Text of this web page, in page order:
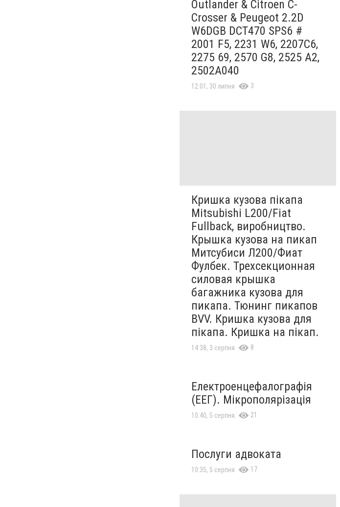
Outlander & Citroen C-
Crosser & Peugeot 2.2D
W6DGB DCT470 SPS6 #
2001 F5, 2231 W6, 2207C6,
2275 69, 2570 G8, 2525 A2,
2502A040
12:01, 30 липня 3
Кришка кузова пікапа
Mitsubishi L200/Fiat
Fullback, виробництво.
Крышка кузова на пикап
Митсубиси Л200/Фиат
Фулбек. Трехсекционная
силовая крышка
багажника кузова для
пикапа. Тюнинг пикапов
BVV. Кришка кузова для
пікапа. Кришка на пікап.
14:38, 3 серпня 8
Електроенцефалографія
(ЕЕГ). Мікрополярізація
10:40, 5 серпня 21
Послуги адвоката
10:35, 5 серпня 17